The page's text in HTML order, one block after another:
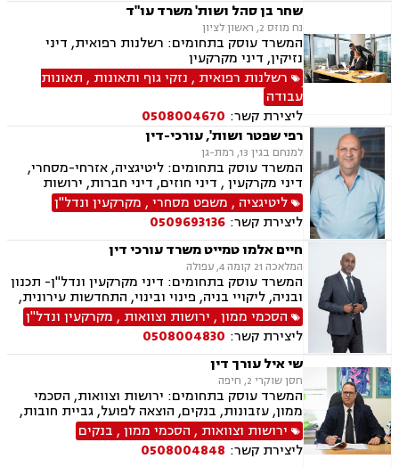
שחר בן סהל ושות' משרד עו"ד
נח מוזס 2, ראשון לציון
המשרד עוסק בתחומים: רשלנות רפואית, דיני
נזיקין, דיני מקרקעין
רשלנות רפואית , נזקי גוף ותאונות , תאונות
עבודה
ליצירת קשר: 0508004670
רפי שפטר ושות', עורכי-דין
למנחם בגין 13, רמת-גן
המשרד עוסק בתחומים: ליטיגציה, אזרחי-מסחרי,
דיני מקרקעין , דיני חוזים, דיני חברות, ירושות
וצוואות, לשון הרע, קניין רוחני, מכרזים
ליטיגציה , משפט מסחרי, מקרקעין ונדל"ן
ליצירת קשר: 0509693136
חיים אלמו טמייט משרד עורכי דין
המלאכה 21 קומה 4, עפולה
המשרד עוסק בתחומים: דיני מקרקעין ונדל"ן- תכנון
ובניה, ליקויי בניה, פינוי ובינוי, התחדשות עירונית,
תמ"א 38 ובתים משותפים, הסכמי ממון, ירושות
וצוואות, ייפוי כוח מתמשך, הדין האתיופי, דיני
חוזים, נוטריון.
הסכמי ממון, ירושות וצוואות , מקרקעין ונדל"ן
ליצירת קשר: 0508004830
שי איל עורך דין
חסן שוקרי 2, חיפה
המשרד עוסק בתחומים: ירושות וצוואות, הסכמי
ממון, עזבונות, בנקים, הוצאה לפועל, גביית חובות,
חדלות פירעון, פינוי מושכר, נזקי גוף ותאונות,
תאונות דרכים, מקרקעין ונדל"ן, עסקאות מכר דירה
ירושות וצוואות , הסכמי ממון, בנקים
ליצירת קשר: 0508004848